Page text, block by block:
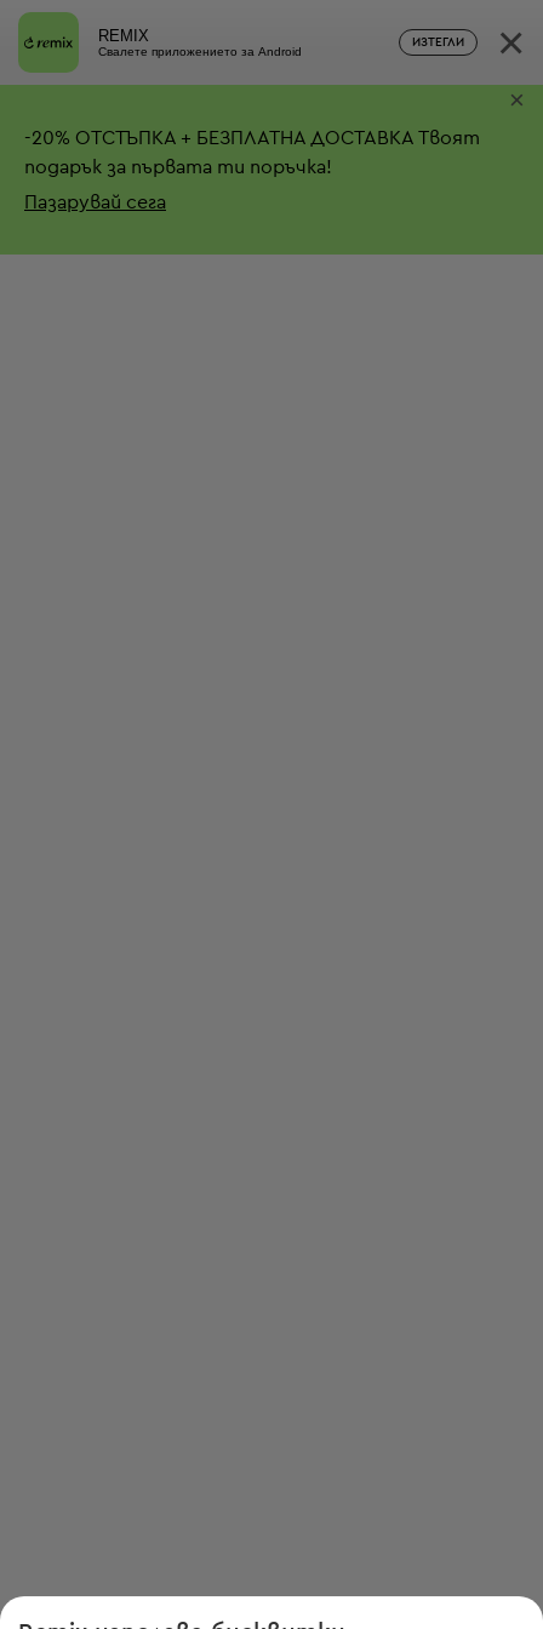
REMIX
Свалете приложението за Android
ИЗТЕГЛИ ×
-20% ОТСТЪПКА + БЕЗПЛАТНА ДОСТАВКА Твоят
подарък за първата ти поръчка!
Пазарувай сега
×